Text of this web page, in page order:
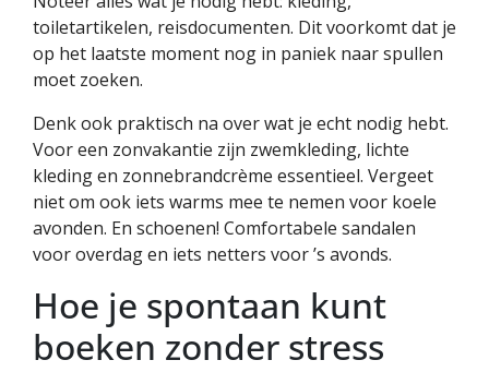
toiletartikelen, reisdocumenten. Dit voorkomt dat je
op het laatste moment nog in paniek naar spullen
moet zoeken.
Denk ook praktisch na over wat je echt nodig hebt.
Voor een zonvakantie zijn zwemkleding, lichte
kleding en zonnebrandcrème essentieel. Vergeet
niet om ook iets warms mee te nemen voor koele
avonden. En schoenen! Comfortabele sandalen
voor overdag en iets netters voor ’s avonds.
Hoe je spontaan kunt
boeken zonder stress